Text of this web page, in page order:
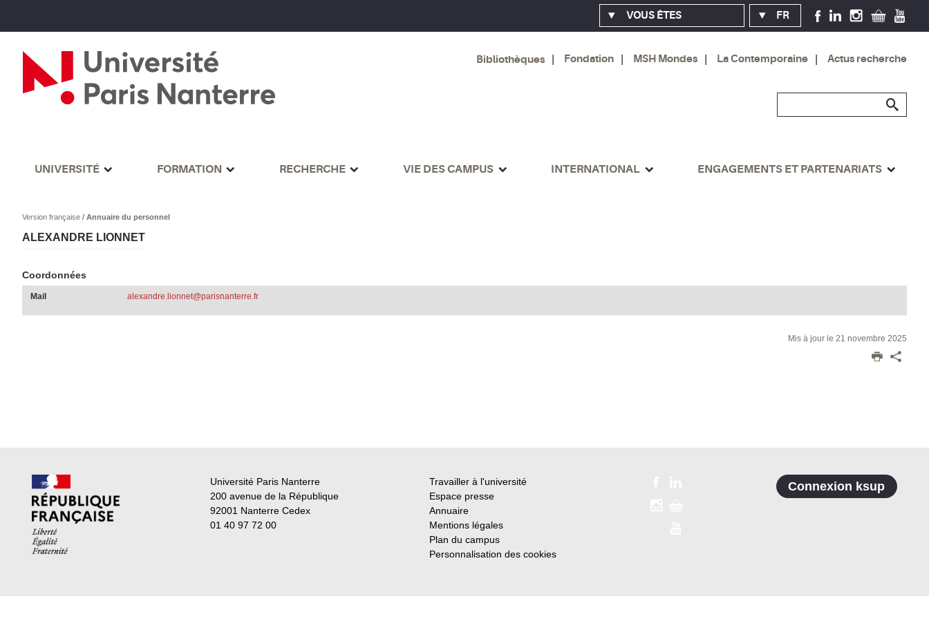
VOUS ÊTES FR
Bibliothèques Fondation MSH Mondes La Contemporaine Actus recherche
UNIVERSITÉ FORMATION RECHERCHE VIE DES CAMPUS INTERNATIONAL ENGAGEMENTS ET PARTENARIATS
Version française/ Annuaire du personnel
ALEXANDRE LIONNET
Coordonnées
Mail alexandre.lionnet@parisnanterre.fr
Mis à jour le 21 novembre 2025
Université Paris Nanterre
200 avenue de la République
92001 Nanterre Cedex
01 40 97 72 00
Travailler à l'université
Espace presse
Annuaire
Mentions légales
Plan du campus
Personnalisation des cookies
Connexion ksup